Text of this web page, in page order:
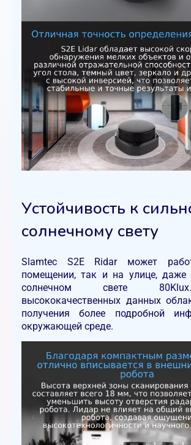
Устойчивость к
солнечному свету
Slamtec S2E Ridar может
помещении, так и на улице, даже
солнечном свете
высококачественных данных
получения более подробной
окружающей среде.